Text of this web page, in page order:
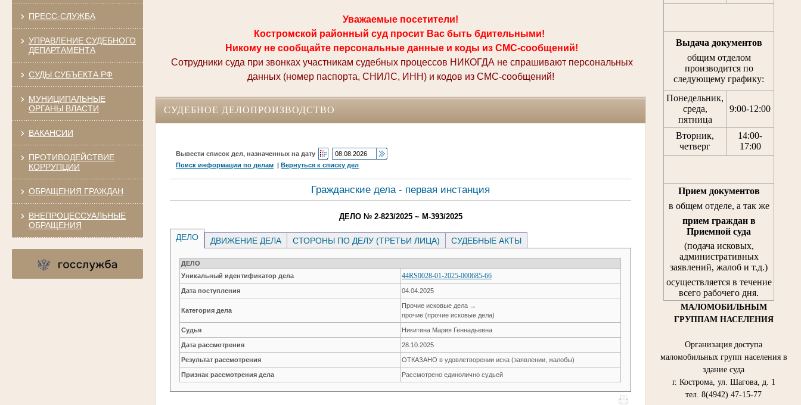
ПРЕСС-СЛУЖБА
УПРАВЛЕНИЕ СУДЕБНОГО
ДЕПАРТАМЕНТА
СУДЫ СУБЪЕКТА РФ
МУНИЦИПАЛЬНЫЕ
ОРГАНЫ ВЛАСТИ
ВАКАНСИИ
ПРОТИВОДЕЙСТВИЕ
КОРРУПЦИИ
ОБРАЩЕНИЯ ГРАЖДАН
ВНЕПРОЦЕССУАЛЬНЫЕ
ОБРАЩЕНИЯ
Выдача документов
общим отделом
производится по
следующему графику:
Понедельник,
среда,
пятница
9:00-12:00
Вторник,
четверг
14:00-
17:00
Прием документов
в общем отделе, а так же
прием граждан в
Приемной суда
(подача исковых,
административных
заявлений, жалоб и т.д.)
осуществляется в течение
всего рабочего дня.
МАЛОМОБИЛЬНЫМ
ГРУППАМ НАСЕЛЕНИЯ
Организация доступа
маломобильных групп населения в
здание суда
г. Кострома, ул. Шагова, д. 1
тел. 8(4942) 47-15-77
Уважаемые посетители!
Костромской районный суд просит Вас быть бдительными!
Никому не сообщайте персональные данные и коды из СМС-сообщений!
Сотрудники суда при звонках участникам судебных процессов НИКОГДА не спрашивают персональных
данных (номер паспорта, СНИЛС, ИНН) и кодов из СМС-сообщений!
СУДЕБНОЕ ДЕЛОПРОИЗВОДСТВО
Вывести список дел, назначенных на дату
Поиск информации по делам |Вернуться к списку дел
Гражданские дела - первая инстанция
ДЕЛО № 2-823/2025 ~ М-393/2025
ДЕЛО ДВИЖЕНИЕ ДЕЛА СТОРОНЫ ПО ДЕЛУ (ТРЕТЬИ ЛИЦА) СУДЕБНЫЕ АКТЫ
ДЕЛО
Уникальный идентификатор дела
44RS0028-01-2025-000685-66
Дата поступления 04.04.2025
Категория дела
Прочие исковые дела →
прочие (прочие исковые дела)
Судья Никитина Мария Геннадьевна
Дата рассмотрения 28.10.2025
Результат рассмотрения ОТКАЗАНО в удовлетворении иска (заявлении, жалобы)
Признак рассмотрения дела Рассмотрено единолично судьей